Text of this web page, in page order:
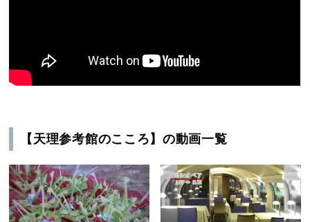
【天理参考館のこころ】の動画一覧